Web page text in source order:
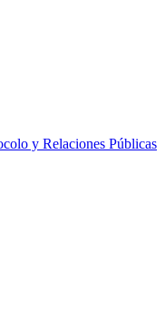
y Relaciones Públicas